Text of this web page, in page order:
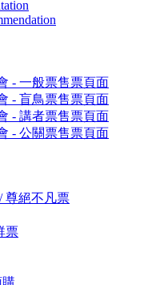
- 一般票售票頁面
- 盲鳥票售票頁面
- 講者票售票頁面
- 公關票售票頁面
尊絕不凡票
票